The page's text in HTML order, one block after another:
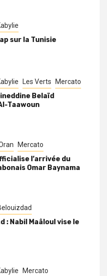
sur la Tunisie
Les Verts Mercato
Belaïd
Taawoun
Mercato
l’arrivée du
Omar Baynama
: Nabil Maâloul vise le
Mercato